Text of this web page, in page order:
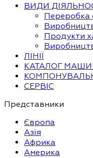
ВИДИ
Переробка
Продукти
ЛІНІЇ
КАТАЛОГ
СЕРВІС
Представники
Європа
Азія
Африка
Америка